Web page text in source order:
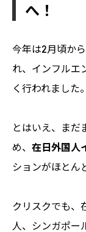
へ！
今年は2月頃か
れ、インフルエ
く行われました。
とはいえ、まだ
め、 在日外国人
ションがほとん
クリスクでも、
人、シンガポー